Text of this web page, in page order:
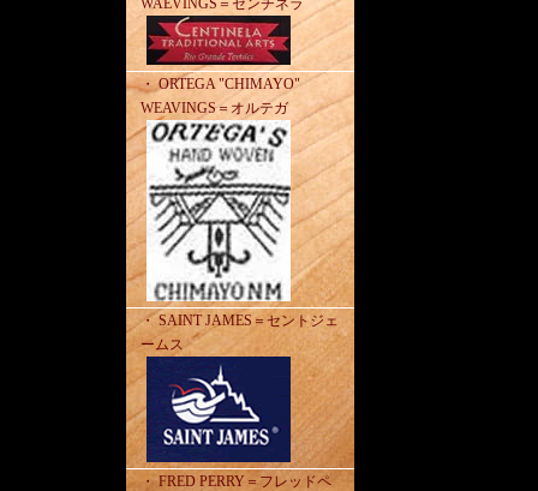
WAEVINGS＝センチネラ
・ ORTEGA "CHIMAYO"
WEAVINGS＝オルテガ
・ SAINT JAMES＝セントジェ
ームス
・ FRED PERRY＝フレッドペ